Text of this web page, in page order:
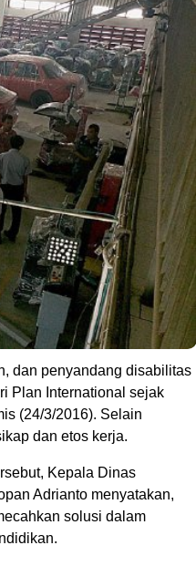
dan penyandang disabilitas
Plan International sejak
(24/3/2016). Selain
dan etos kerja.
Kepala Dinas
Adrianto menyatakan,
solusi dalam